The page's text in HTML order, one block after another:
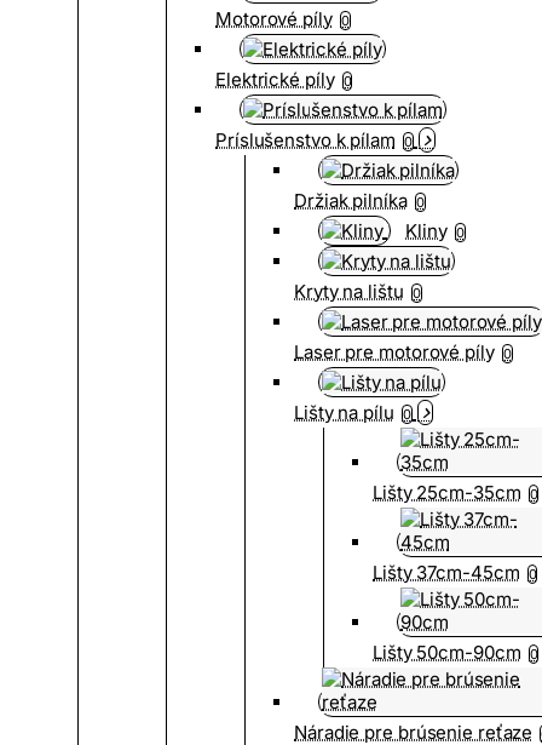
Motorové píly 0
Elektrické píly 0
Príslušenstvo k pílam 0
Držiak pilníka 0
Kliny 0
Kryty na lištu 0
Laser pre motorové píly 0
Lišty na pílu 0
Lišty 25cm-35cm 0
Lišty 37cm-45cm 0
Lišty 50cm-90cm 0
Náradie pre brúsenie reťaze